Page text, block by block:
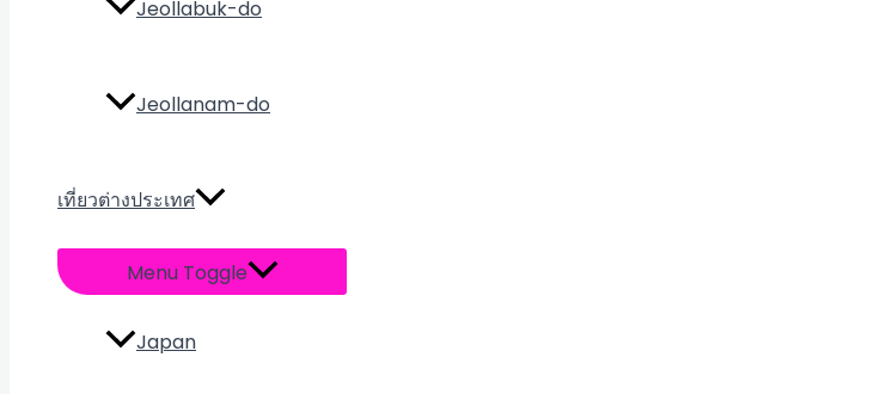
Jeollabuk-do
Jeollanam-do
เที่ยวต่างประเทศ
Menu Toggle
Japan